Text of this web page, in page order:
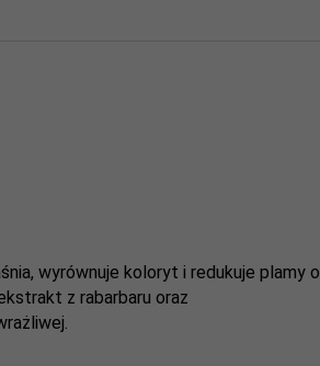
wyrównuje koloryt i redukuje plamy o
z rabarbaru oraz